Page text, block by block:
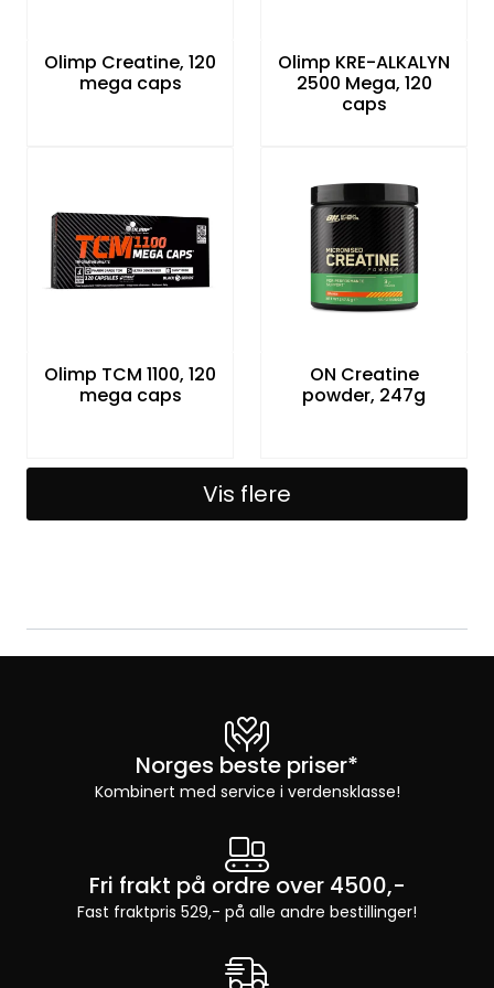
Olimp Creatine, 120
mega caps
Olimp KRE-ALKALYN
2500 Mega, 120
caps
Olimp TCM 1100, 120
mega caps
ON Creatine
powder, 247g
Vis flere
Norges beste priser*
Kombinert med service i verdensklasse!
Fri frakt på ordre over 4500,-
Fast fraktpris 529,- på alle andre bestillinger!